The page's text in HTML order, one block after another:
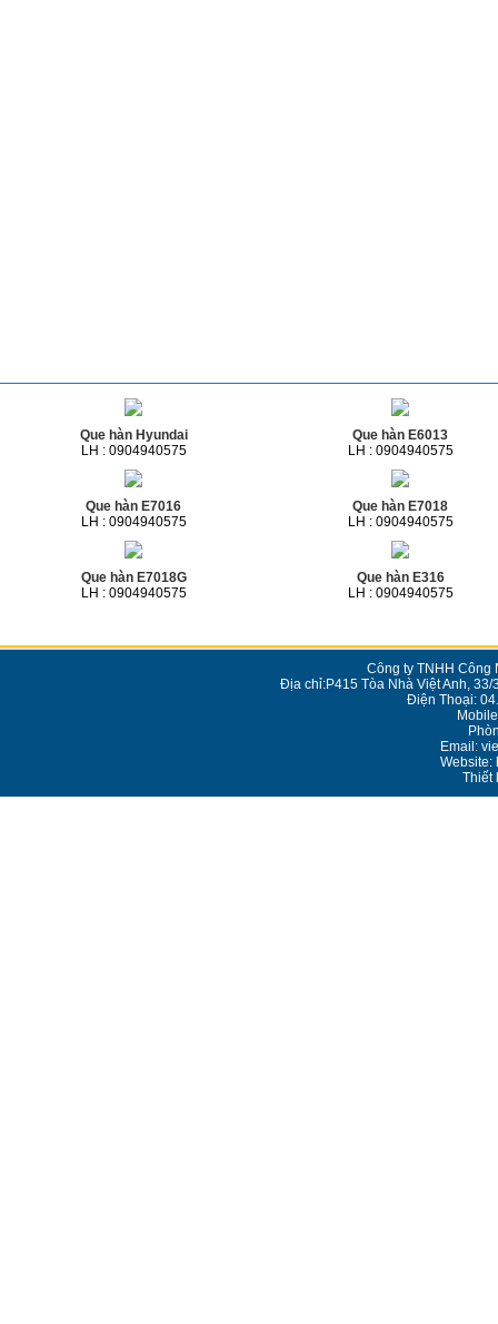
Que hàn Hyundai
LH : 0904940575
Que hàn E6013
LH : 0904940575
Que hàn E7016
LH : 0904940575
Que hàn E7018
LH : 0904940575
Que hàn E7018G
LH : 0904940575
Que hàn E316
LH : 0904940575
Công ty TNHH Công
Địa chỉ:P415 Tòa Nhà Việt Anh,
Điện Thoại:
Email:
Website:
Thiết